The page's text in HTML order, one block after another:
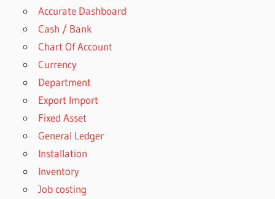
Accurate Dashboard
Cash / Bank
Chart Of Account
Currency
Department
Export Import
Fixed Asset
General Ledger
Installation
Inventory
Job costing